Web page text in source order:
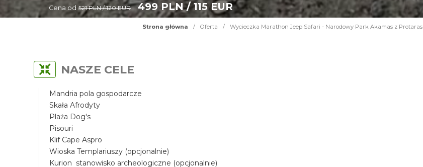
Cena od 521 PLN / 120 EUR 499 PLN / 115 EUR
Strona główna / Oferta / Wycieczka Marathon Jeep Safari - Narodowy Park Akamas z Protaras
NASZE CELE
Mandria pola gospodarcze
Skała Afrodyty
Plaża Dog's
Pisouri
Klif Cape Aspro
Wioska Templariuszy (opcjonalnie)
Kurion stanowisko archeologiczne (opcjonalnie)